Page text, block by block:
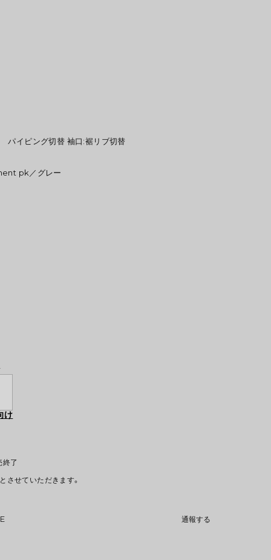
パイピング切替 袖口:裾リブ切替
pk／グレー
け
了
させていただきます。
通報する